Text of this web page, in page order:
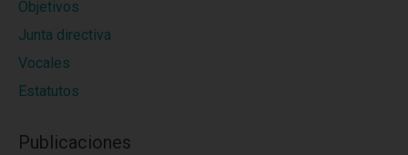
Objetivos
Junta directiva
Vocales
Estatutos
Publicaciones